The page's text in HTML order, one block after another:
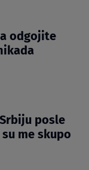
odgojite
posle
me skupo